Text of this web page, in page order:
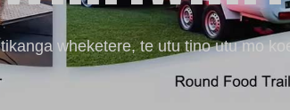
wheketere, te utu tino utu mo